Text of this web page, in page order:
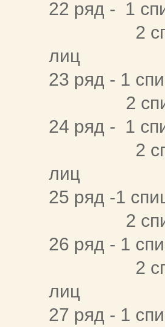
22 ряд - 1
2 спица
лиц
23 ряд - 1
2 спица
24 ряд - 1
2 спица
лиц
25 ряд -1
2 спица
26 ряд - 1
2 спица
лиц
27 ряд - 1